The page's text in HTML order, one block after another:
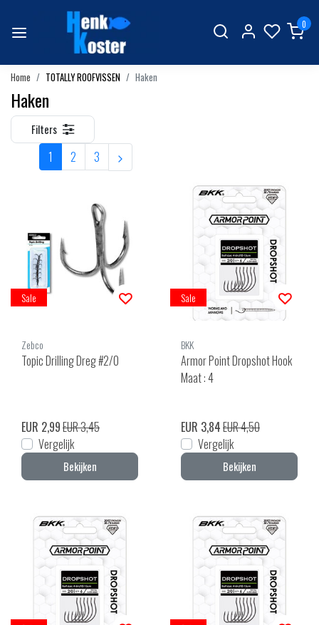
0
Home TOTALLY ROOFVISSEN Haken
Haken
Filters
1 2 3
Sale
Zebco
Topic Drilling Dreg #2/0
EUR 2,99EUR 3,45
Vergelijk
Bekijken
Sale
BKK
Armor Point Dropshot Hook
Maat : 4
EUR 3,84EUR 4,50
Vergelijk
Bekijken